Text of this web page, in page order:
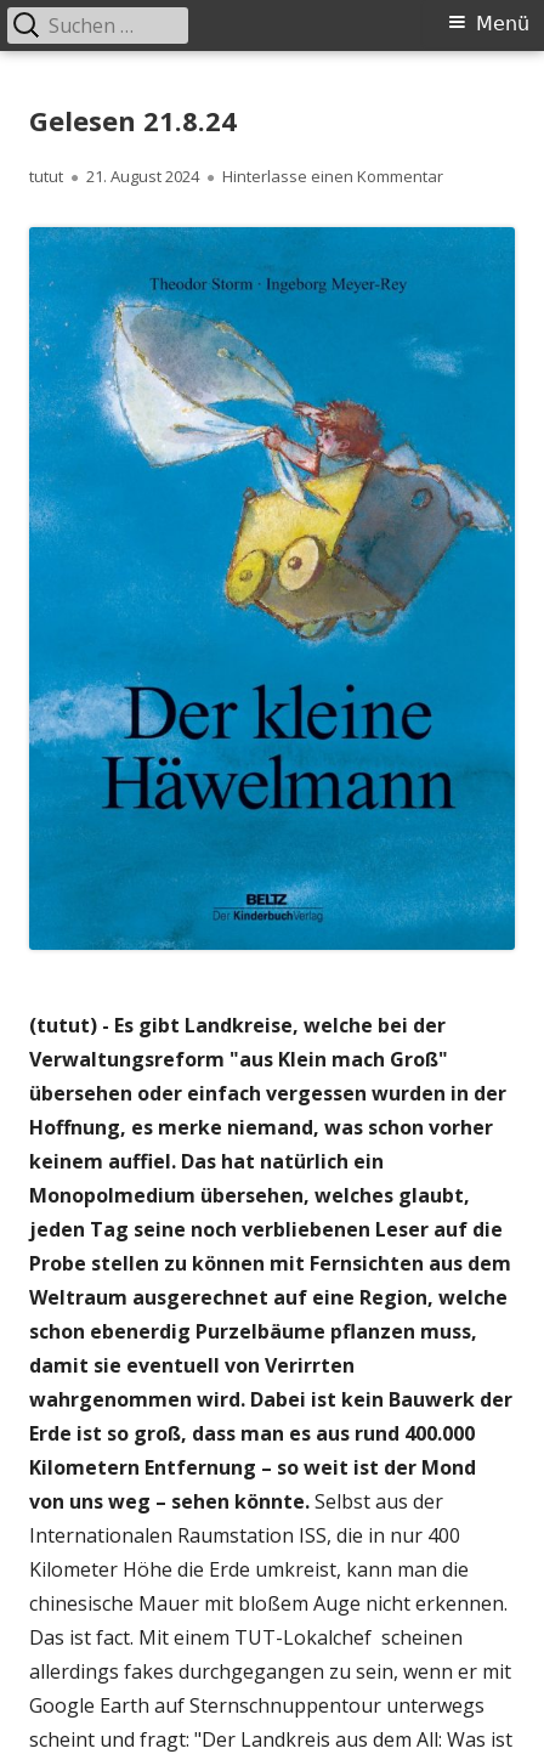
zum
Primäres
Menü
Suchen
nach:
Gelesen 21.8.24
Autor
tutut
Veröffentlicht
21. August 2024 Hinterlasse einen Kommentarzu Gelesen
(tutut) - Es gibt Landkreise, welche bei der
Verwaltungsreform "aus Klein mach Groß"
übersehen oder einfach vergessen wurden in der
Hoffnung, es merke niemand, was schon vorher
keinem auffiel. Das hat natürlich ein
Monopolmedium übersehen, welches glaubt,
jeden Tag seine noch verbliebenen Leser auf die
Probe stellen zu können mit Fernsichten aus dem
Weltraum ausgerechnet auf eine Region, welche
schon ebenerdig Purzelbäume pflanzen muss,
damit sie eventuell von Verirrten
wahrgenommen wird. Dabei ist kein Bauwerk der
Erde ist so groß, dass man es aus rund 400.000
Kilometern Entfernung – so weit ist der Mond
von uns weg – sehen könnte.Selbst aus der
Internationalen Raumstation ISS, die in nur 400
Kilometer Höhe die Erde umkreist, kann man die
chinesische Mauer mit bloßem Auge nicht erkennen.
Das ist fact. Mit einem TUT-Lokalchef scheinen
allerdings fakes durchgegangen zu sein, wenn er mit
Google Earth auf Sternschnuppentour unterwegs
scheint und fragt: "Der Landkreis aus dem All: Was ist